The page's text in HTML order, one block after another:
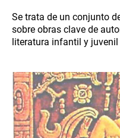
Se trata de un conjunto
sobre obras clave de
literatura infantil y